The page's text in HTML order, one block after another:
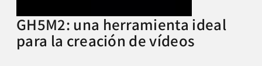
GH5M2: una herramienta ideal
para la creación de vídeos